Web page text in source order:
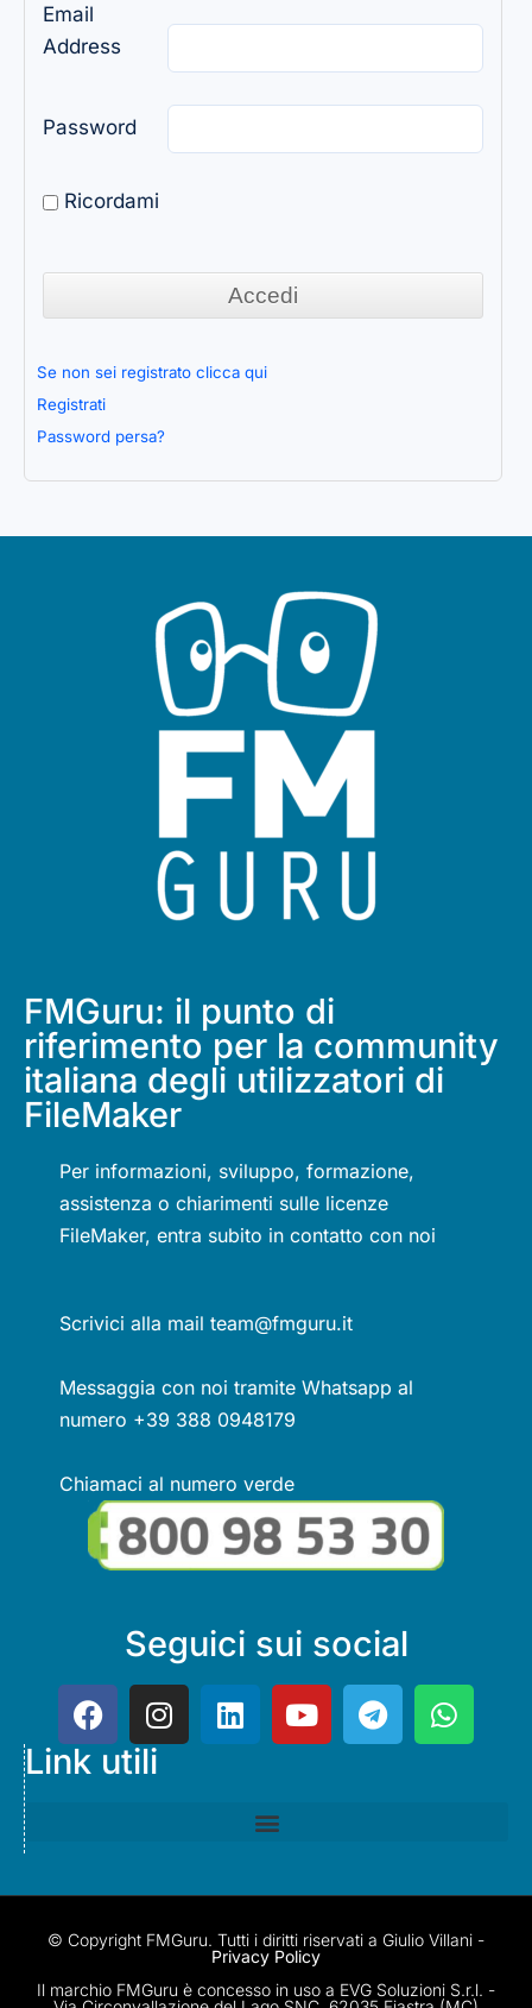
Email
Address
Password
Ricordami
Se non sei registrato clicca qui
Registrati
Password persa?
FMGuru: il punto di
riferimento per la community
italiana degli utilizzatori di
FileMaker
Per informazioni, sviluppo, formazione,
assistenza o chiarimenti sulle licenze
FileMaker, entra subito in contatto con noi
Scrivici alla mail team@fmguru.it
Messaggia con noi tramite Whatsapp al
numero +39 388 0948179
Chiamaci al numero verde
Seguici sui social
Link utili
© Copyright FMGuru. Tutti i diritti riservati a Giulio Villani -
Privacy Policy
Il marchio FMGuru è concesso in uso a EVG Soluzioni S.r.l. -